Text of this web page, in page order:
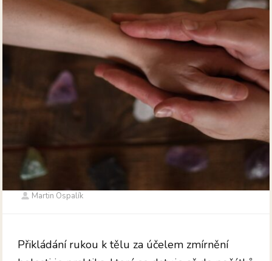
Martin Ospalík
Přikládání rukou k tělu za účelem zmírnění